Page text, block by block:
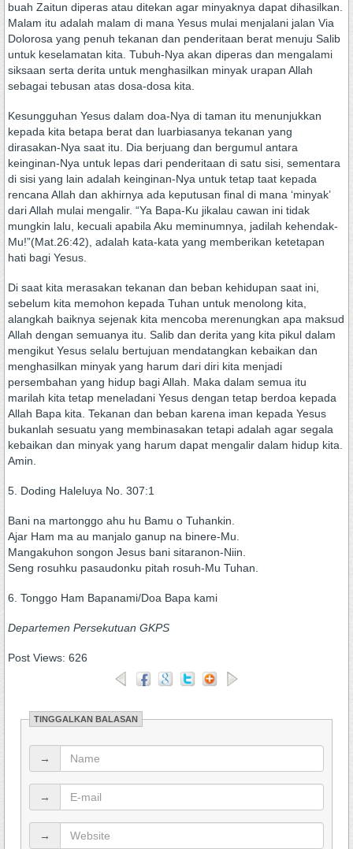
buah Zaitun diperas atau ditekan agar minyaknya dapat dihasilkan.
Malam itu adalah malam di mana Yesus mulai menjalani jalan Via
Dolorosa yang penuh tekanan dan penderitaan berat menuju Salib
untuk keselamatan kita. Tubuh-Nya akan diperas dan mengalami
siksaan serta derita untuk menghasilkan minyak urapan Allah
sebagai tebusan atas dosa-dosa kita.
Kesungguhan Yesus dalam doa-Nya di taman itu menunjukkan
kepada kita betapa berat dan luarbiasanya tekanan yang
dirasakan-Nya saat itu. Dia berjuang dan bergumul antara
keinginan-Nya untuk lepas dari penderitaan di satu sisi, sementara
di sisi yang lain adalah keinginan-Nya untuk tetap taat kepada
rencana Allah dan akhirnya ada keputusan final di mana ‘minyak’
dari Allah mulai mengalir. “Ya Bapa-Ku jikalau cawan ini tidak
mungkin lalu, kecuali apabila Aku meminumnya, jadilah kehendak-
Mu!”(Mat.26:42), adalah kata-kata yang memberikan ketetapan
hati bagi Yesus.
Di saat kita merasakan tekanan dan beban kehidupan saat ini,
sebelum kita memohon kepada Tuhan untuk menolong kita,
alangkah baiknya sejenak kita mencoba merenungkan apa maksud
Allah dengan semuanya itu. Salib dan derita yang kita pikul dalam
mengikut Yesus selalu bertujuan mendatangkan kebaikan dan
menghasilkan minyak yang harum dari diri kita menjadi
persembahan yang hidup bagi Allah. Maka dalam semua itu
marilah kita tetap meneladani Yesus dengan tetap berdoa kepada
Allah Bapa kita. Tekanan dan beban karena iman kepada Yesus
bukanlah sesuatu yang membinasakan tetapi adalah agar segala
kebaikan dan minyak yang harum dapat mengalir dalam hidup kita.
Amin.
5. Doding Haleluya No. 307:1
Bani na martonggo ahu hu Bamu o Tuhankin.
Ajar Ham ma au manjalo ganup na binere-Mu.
Mangakuhon songon Jesus bani sitaranon-Niin.
Seng rosuhku pasaudonku pitah rosuh-Mu Tuhan.
6. Tonggo Ham Bapanami/Doa Bapa kami
Departemen Persekutuan GKPS
Post Views: 626
TINGGALKAN BALASAN
→
→
→